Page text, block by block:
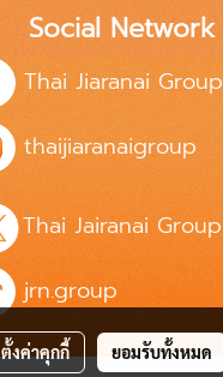
Social Network
Thai Jiaranai Group
thaijiaranaigroup
Thai Jairanai Group
jrn.group
ตั้งค่าคุกกี้ ยอมรับทั้งหมด